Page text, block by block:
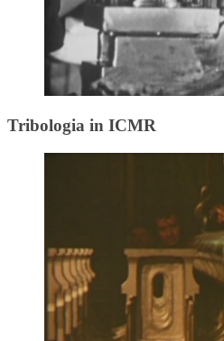
Tribologia in ICMR